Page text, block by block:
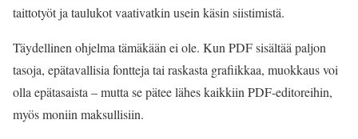
taittotyöt ja taulukot vaativatkin usein käsin siistimistä.
Täydellinen ohjelma tämäkään ei ole. Kun PDF sisältää paljon
tasoja, epätavallisia fontteja tai raskasta grafiikkaa, muokkaus voi
olla epätasaista – mutta se pätee lähes kaikkiin PDF-editoreihin,
myös moniin maksullisiin.